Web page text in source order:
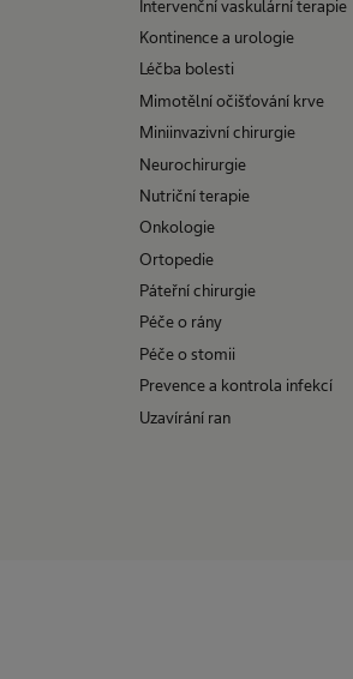
Intervenční vaskulární terapie
Kontinence a urologie
Léčba bolesti
Mimotělní očišťování krve
Miniinvazivní chirurgie
Neurochirurgie
Nutriční terapie
Onkologie
Ortopedie
Páteřní chirurgie
Péče o rány
Péče o stomii
Prevence a kontrola infekcí
Uzavírání ran